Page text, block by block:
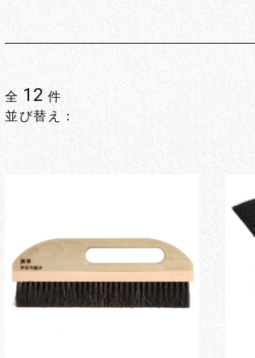
全 12 件
並び替え：